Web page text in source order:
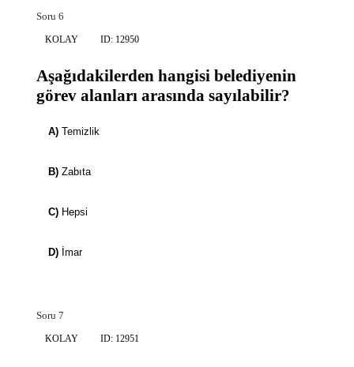
Soru 6
KOLAY ID: 12950
Aşağıdakilerden hangisi belediyenin
görev alanları arasında sayılabilir?
A) Temizlik
B) Zabıta
C) Hepsi
D) İmar
Soru 7
KOLAY ID: 12951